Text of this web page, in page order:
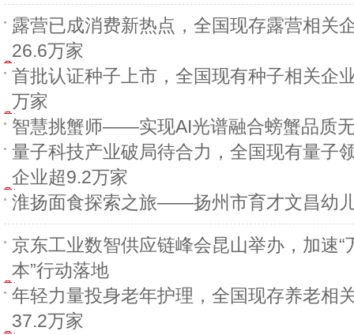
露营已成消费新热点，全国现存露营相关
26.6万家
首批认证种子上市，全国现有种子相关企
万家
智慧挑蟹师——实现AI光谱融合螃蟹品质
量子科技产业破局待合力，全国现有量子
企业超9.2万家
淮扬面食探索之旅——扬州市育才文昌幼
京东工业数智供应链峰会昆山举办，加速“
本”行动落地
年轻力量投身老年护理，全国现存养老相
37.2万家